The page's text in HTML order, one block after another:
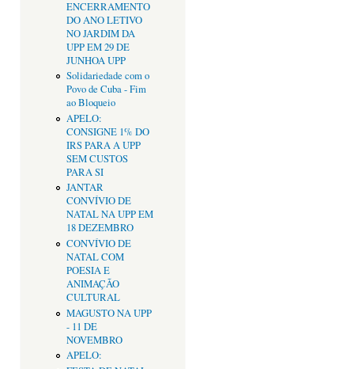
ENCERRAMENTO
DO ANO LETIVO
NO JARDIM DA
UPP EM 29 DE
JUNHOA UPP
Solidariedade com o
Povo de Cuba - Fim
ao Bloqueio
APELO:
CONSIGNE 1% DO
IRS PARA A UPP
SEM CUSTOS
PARA SI
JANTAR
CONVÍVIO DE
NATAL NA UPP EM
18 DEZEMBRO
CONVÍVIO DE
NATAL COM
POESIA E
ANIMAÇÃO
CULTURAL
MAGUSTO NA UPP
- 11 DE
NOVEMBRO
APELO: